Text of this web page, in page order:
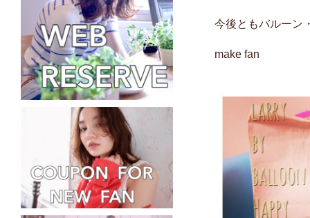
今後ともバルーン
make fan